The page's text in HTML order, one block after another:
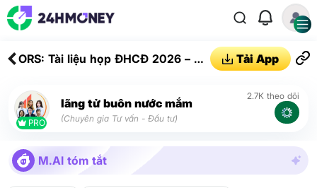
ORS: Tài liệu họp ĐHCĐ 2026 – Kế
Tải App
PRO
lãng tử buôn nước mắm
(Chuyên gia Tư vấn - Đầu tư)
2.7K theo dõi
M.AI tóm tắt